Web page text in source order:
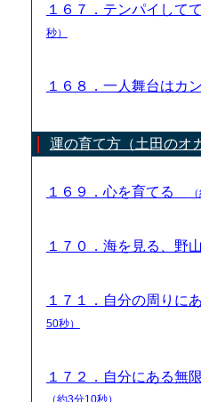
１６７．テンパイして
秒）
１６８．一人舞台はカ
運の育て方（土田のオ
１６９．心を育てる
１７０．海を見る、野
１７１．自分の周りに
50秒）
１７２．自分にある無
（約3分10秒）